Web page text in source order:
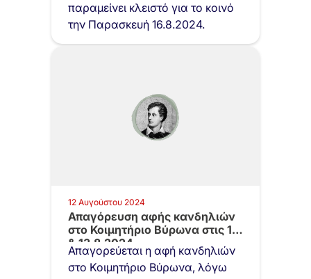
παραμείνει κλειστό για το κοινό
την Παρασκευή 16.8.2024.
12 Αυγούστου 2024
Απαγόρευση αφής κανδηλιών
στο Κοιμητήριο Βύρωνα στις 12
& 13.8.2024…
Απαγορεύεται η αφή κανδηλιών
στο Κοιμητήριο Βύρωνα, λόγω